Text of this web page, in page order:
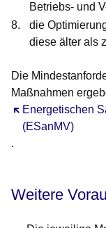
Betriebs- und
die
diese älter als
Die
Maßnahmen
Energetischen
(ESanMV)
Öffnet sich in
.
Weitere